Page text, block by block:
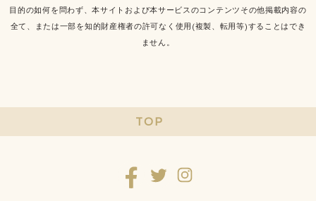
目的の如何を問わず、本サイトおよび本サービスのコンテンツその他掲載内容の
全て、または一部を知的財産権者の許可なく使用(複製、転用等)することはでき
ません。
TOP